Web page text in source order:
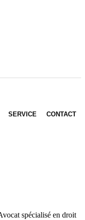
SERVICE CONTACT
spécialisé en droit